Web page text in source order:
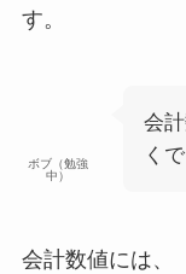
す。
ボブ（勉強
中）
会
く
会計数値には、